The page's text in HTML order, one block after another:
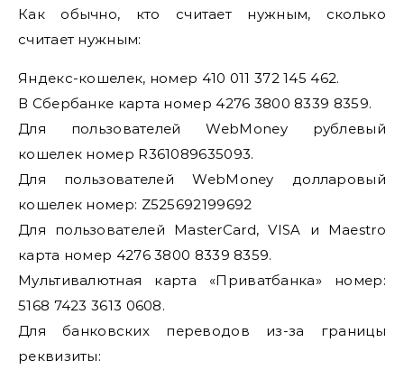
Как обычно, кто считает нужным, сколько
считает нужным:
Яндекс-кошелек, номер 410 011 372 145 462.
В Сбербанке карта номер 4276 3800 8339 8359.
Для пользователей WebMoney рублевый
кошелек номер R361089635093.
Для пользователей WebMoney долларовый
кошелек номер: Z525692199692
Для пользователей MasterCard, VISA и Maestro
карта номер 4276 3800 8339 8359.
Мультивалютная карта «Приватбанка» номер:
5168 7423 3613 0608.
Для банковских переводов из-за границы
реквизиты: